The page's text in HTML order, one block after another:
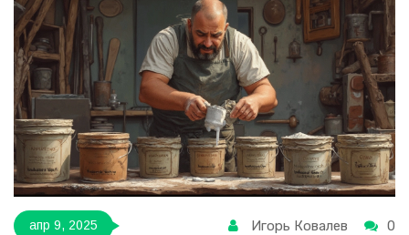
без сложной теории.
апр 9, 2025 Игорь Ковалев 0